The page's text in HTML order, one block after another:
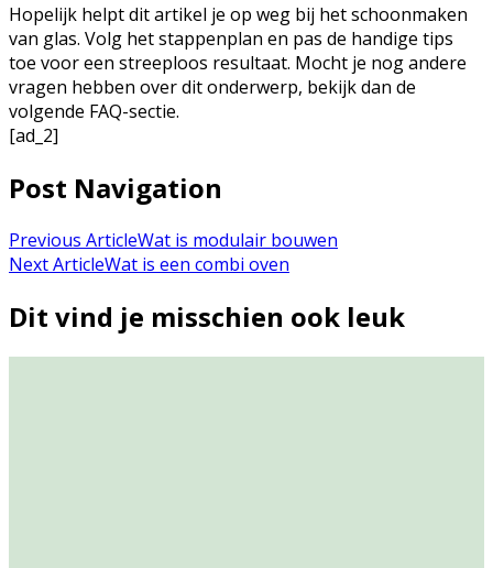
Hopelijk helpt dit artikel je op weg bij het schoonmaken
van glas. Volg het stappenplan en pas de handige tips
toe voor een streeploos resultaat. Mocht je nog andere
vragen hebben over dit onderwerp, bekijk dan de
volgende FAQ-sectie.
[ad_2]
Post Navigation
Previous ArticleWat is modulair bouwen
Next ArticleWat is een combi oven
Dit vind je misschien ook leuk